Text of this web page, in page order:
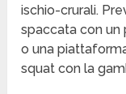
ischio-crurali.
spaccata con un
o una
squat con la